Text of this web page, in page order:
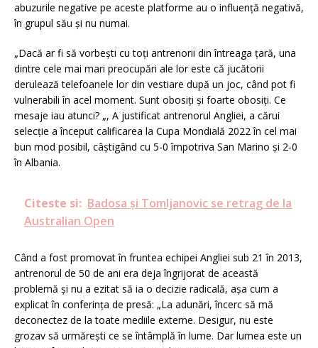
abuzurile negative pe aceste platforme au o influență negativă,
în grupul său și nu numai.
„Dacă ar fi să vorbești cu toți antrenorii din întreaga țară, una
dintre cele mai mari preocupări ale lor este că jucătorii
derulează telefoanele lor din vestiare după un joc, când pot fi
vulnerabili în acel moment. Sunt obosiți și foarte obosiți. Ce
mesaje iau atunci? „, A justificat antrenorul Angliei, a cărui
selecție a început calificarea la Cupa Mondială 2022 în cel mai
bun mod posibil, câștigând cu 5-0 împotriva San Marino și 2-0
în Albania.
Citeste si: Badosa și Tomljanovic se retrag de la
Australian Open
Când a fost promovat în fruntea echipei Angliei sub 21 în 2013,
antrenorul de 50 de ani era deja îngrijorat de această
problemă și nu a ezitat să ia o decizie radicală, așa cum a
explicat în conferința de presă: „La adunări, încerc să mă
deconectez de la toate mediile externe. Desigur, nu este
grozav să urmărești ce se întâmplă în lume. Dar lumea este un